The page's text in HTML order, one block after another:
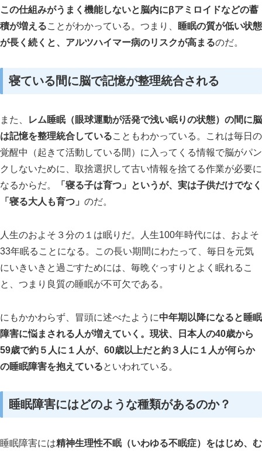
この仕組みがうまく機能しないと脳内にβアミロイドなどの蓄
積が増えることがわかっている。つまり、
睡眠の質が低い状態
が長く続くと、アルツハイマー病のリスクが高まるのだ。
寝ている間に脳で記憶が整理統合される
また、
レム睡眠（眼球運動が活発で浅い眠りの状態）の間に脳
は記憶を整理統合していることもわかっている。これは毎日の
覚醒中（起きて活動している間）に入ってくる情報で脳がパン
クしないために、取捨選択して古い情報を捨てる作業が必要に
なるからだ。
「寝る子は育つ」というが、実は子供だけでなく
「寝る大人も育つ」 のだ。
人生のおよそ３分の１は眠りだ。人生100年時代には、およそ
33年眠ることになる。この長い期間にわたって、毎日を元気
にいきいきと過ごすためには、毎晩ぐっすりとよく眠れるこ
と、つまり良質の睡眠が不可欠である。
にもかかわらず、冒頭に述べたように中年期以降になると睡眠
障害に悩まされる人が増えていく。現状、日本人の40歳から
59歳で約５人に１人が、60歳以上だと約３人に１人が何らか
の睡眠障害を抱えているといわれている。
睡眠障害にはどのような種類があるのか？
睡眠障害には精神生理性不眠（いわゆる不眠症）をはじめ、む